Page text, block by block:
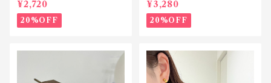
¥2,720
20%OFF
¥3,280
20%OFF